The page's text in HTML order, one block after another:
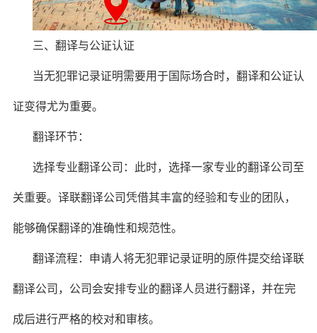
三、翻译与公证认证
当无犯罪记录证明需要用于国际场合时，翻译和公证认
证变得尤为重要。
翻译环节：
选择专业翻译公司：此时，选择一家专业的翻译公司至
关重要。译联翻译公司凭借其丰富的经验和专业的团队，
能够确保翻译的准确性和规范性。
翻译流程：申请人将无犯罪记录证明的原件提交给译联
翻译公司，公司会安排专业的翻译人员进行翻译，并在完
成后进行严格的校对和审核。